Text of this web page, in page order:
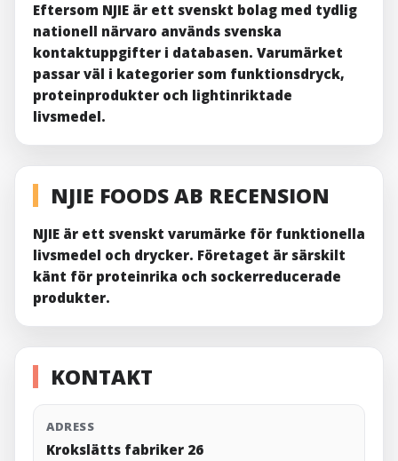
Eftersom NJIE är ett svenskt bolag med tydlig
nationell närvaro används svenska
kontaktuppgifter i databasen. Varumärket
passar väl i kategorier som funktionsdryck,
proteinprodukter och lightinriktade
livsmedel.
NJIE FOODS AB RECENSION
NJIE är ett svenskt varumärke för funktionella
livsmedel och drycker. Företaget är särskilt
känt för proteinrika och sockerreducerade
produkter.
KONTAKT
ADRESS
Krokslätts fabriker 26